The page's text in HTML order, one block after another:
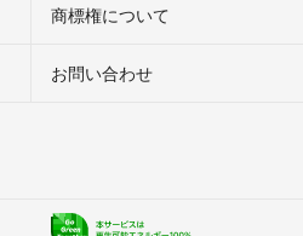
商標権について
お問い合わせ